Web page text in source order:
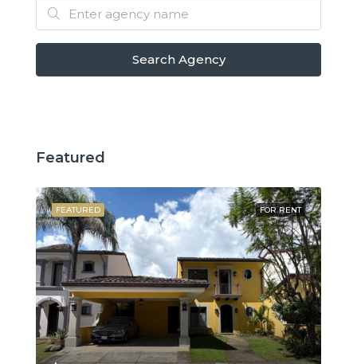
Search Agency
Featured
FOR RENT
FEATURED